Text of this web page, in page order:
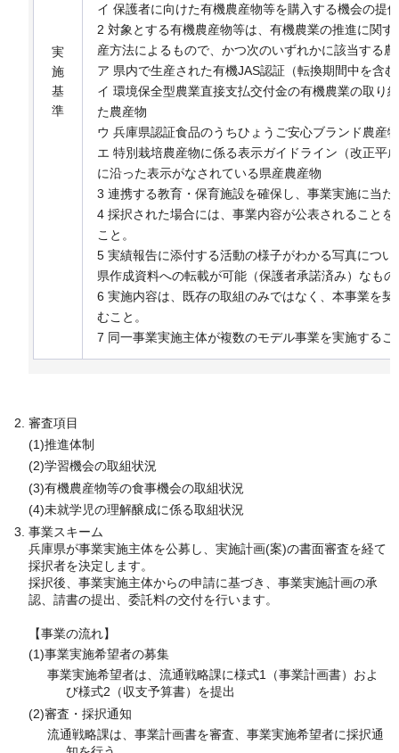
実
施
基
準
イ 保護者に向けた有機農産物等を購入する機会の提供
2 対象とする有機農産物等は、有機農業の推進に関
産方法によるもので、かつ次のいずれかに該当する
ア 県内で生産された有機JAS認証（転換期間中を含
イ 環境保全型農業直接支払交付金の有機農業の取り
た農産物
ウ 兵庫県認証食品のうちひょうご安心ブランド農産物
エ 特別栽培農産物に係る表示ガイドライン（改正平
に沿った表示がなされている県産農産物
3 連携する教育・保育施設を確保し、事業実施に当
4 採択された場合には、事業内容が公表されること
こと。
5 実績報告に添付する活動の様子がわかる写真につ
県作成資料への転載が可能（保護者承諾済み）なも
6 実施内容は、既存の取組のみではなく、本事業を
むこと。
7 同一事業実施主体が複数のモデル事業を実施するこ
審査項目
(1)推進体制
(2)学習機会の取組状況
(3)有機農産物等の食事機会の取組状況
(4)未就学児の理解醸成に係る取組状況
事業スキーム
兵庫県が事業実施主体を公募し、実施計画(案)の書面審査を経て
採択者を決定します。
採択後、事業実施主体からの申請に基づき、事業実施計画の承
認、請書の提出、委託料の交付を行います。
【事業の流れ】
(1)事業実施希望者の募集
事業実施希望者は、流通戦略課に様式1（事業計画書）およ
び様式2（収支予算書）を提出
(2)審査・採択通知
流通戦略課は、事業計画書を審査、事業実施希望者に採択通